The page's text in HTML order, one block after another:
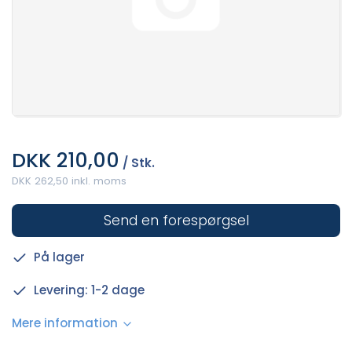
DKK 210,00 / Stk.
DKK 262,50 inkl. moms
Send en forespørgsel
På lager
Levering: 1-2 dage
Mere information